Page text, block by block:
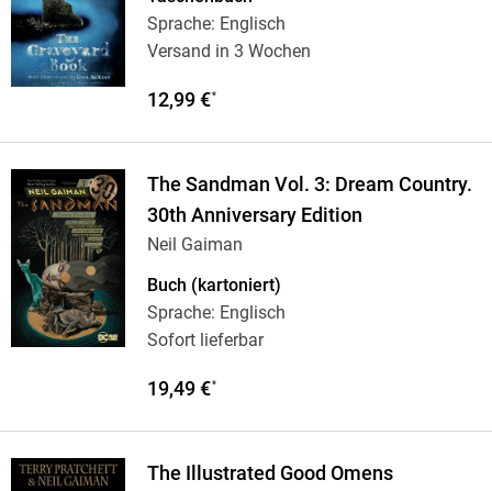
Sprache: Englisch
Versand in 3 Wochen
12,99 €*
The Sandman Vol. 3: Dream Country.
30th Anniversary Edition
Neil Gaiman
Buch (kartoniert)
Sprache: Englisch
Sofort lieferbar
19,49 €*
The Illustrated Good Omens